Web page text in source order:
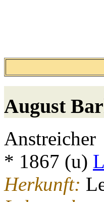
August
Anstreicher
* 1867 (u)
Herkunft: